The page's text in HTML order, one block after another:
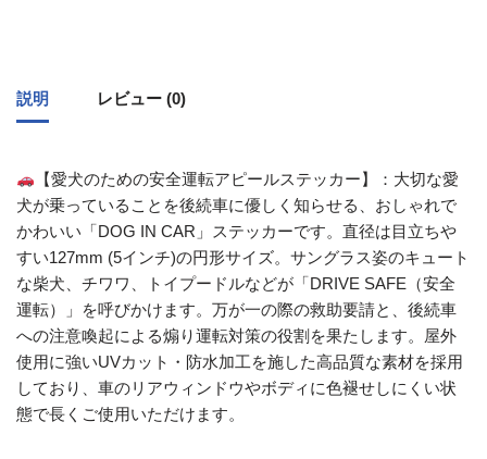
説明 レビュー (0)
【愛犬のための安全運転アピールステッカー】：大切な愛
犬が乗っていることを後続車に優しく知らせる、おしゃれで
かわいい「DOG IN CAR」ステッカーです。直径は目立ちや
すい127mm (5インチ)の円形サイズ。サングラス姿のキュート
な柴犬、チワワ、トイプードルなどが「DRIVE SAFE（安全
運転）」を呼びかけます。万が一の際の救助要請と、後続車
への注意喚起による煽り運転対策の役割を果たします。屋外
使用に強いUVカット・防水加工を施した高品質な素材を採用
しており、車のリアウィンドウやボディに色褪せしにくい状
態で長くご使用いただけます。